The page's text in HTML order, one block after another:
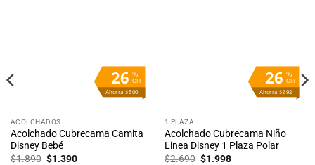
%
OFF
26
Ahorra $500
ACOLCHADOS
Acolchado Cubrecama Camita
Disney Bebé
$1.890 El
$1.390El
%
OFF
26
Ahorra $692
1 PLAZA
Acolchado Cubrecama Niño
Linea Disney 1 Plaza Polar
$2.690 El
$1.998El